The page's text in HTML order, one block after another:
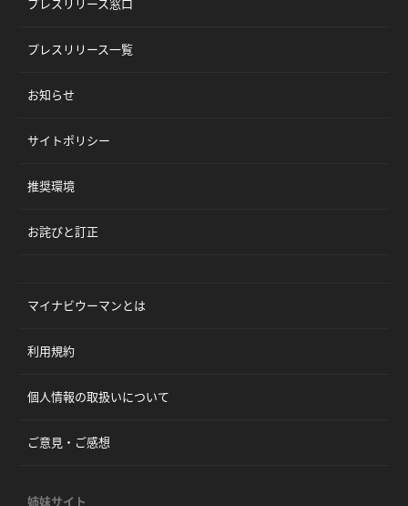
プレスリリース窓口
プレスリリース一覧
お知らせ
サイトポリシー
推奨環境
お詫びと訂正
マイナビウーマンとは
利用規約
個人情報の取扱いについて
ご意見・ご感想
姉妹サイト